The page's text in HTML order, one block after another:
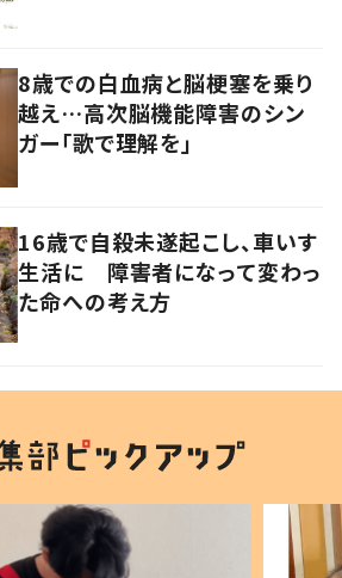
8歳での白血病と脳梗塞を乗り
越え…高次脳機能障害のシン
ガー「歌で理解を」
16歳で自殺未遂起こし、車いす
生活に 障害者になって変わっ
た命への考え方